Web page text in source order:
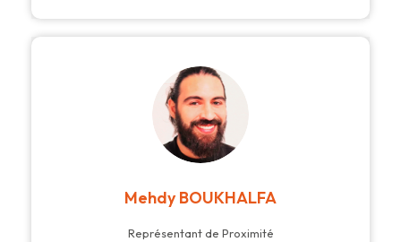
Mehdy BOUKHALFA
Représentant de Proximité